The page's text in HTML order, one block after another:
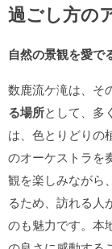
過ごし方の
自然の景観を愛で
数鹿流ケ滝は、そ
る場所として、多
は、色とりどりの
のオーケストラを
観を楽しみながら
るため、訪れる人
のも魅力です。本